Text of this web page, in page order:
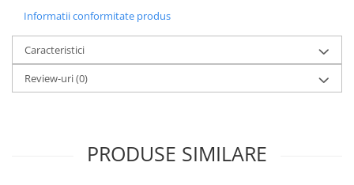
Informatii conformitate produs
Caracteristici
Review-uri(0)
PRODUSE SIMILARE